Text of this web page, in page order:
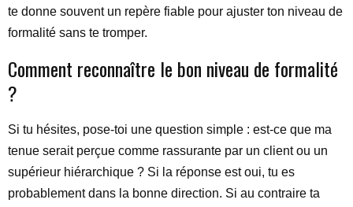
te donne souvent un repère fiable pour ajuster ton niveau de
formalité sans te tromper.
Comment reconnaître le bon niveau de formalité
?
Si tu hésites, pose-toi une question simple : est-ce que ma
tenue serait perçue comme rassurante par un client ou un
supérieur hiérarchique ? Si la réponse est oui, tu es
probablement dans la bonne direction. Si au contraire ta